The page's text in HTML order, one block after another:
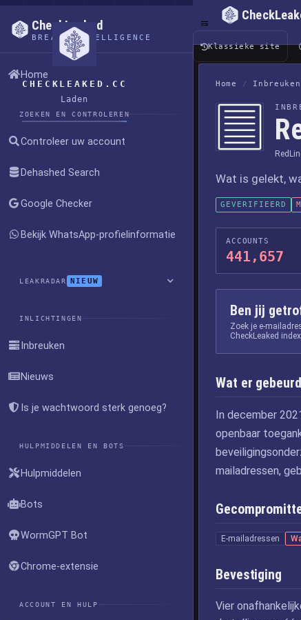
CHECKLEAKED.CC
Laden
CheckLeaked
BREACH INTELLIGENCE
Home
ZOEKEN EN CONTROLEREN
Controleer uw account
Dehashed Search
Google Checker
Bekijk WhatsApp-profielinformatie
LEAKRADAR NIEUW
INLICHTINGEN
Inbreuken
Nieuws
Is je wachtwoord sterk genoeg?
HULPMIDDELEN EN BOTS
Hulpmiddelen
Bots
WormGPT Bot
Chrome-extensie
ACCOUNT EN HULP
Klassieke site
Home / Inbreuken
Wat is gelekt,
GEVERIFIEERD
ACCOUNTS
441,657
Ben jij
Zoek je e-
CheckLeaked
Wat er
In december
openbaar
mailadressen,
E-mailadressen
Bevestiging
Vier